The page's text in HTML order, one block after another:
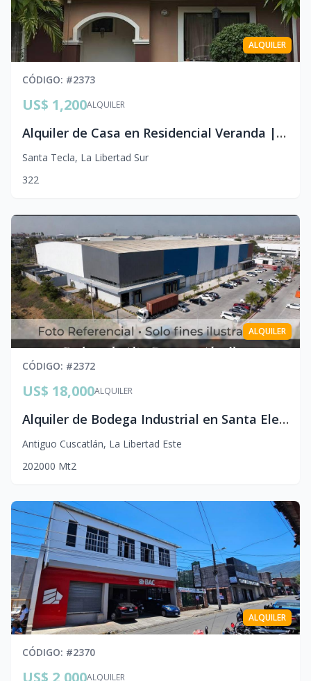
ALQUILER
CÓDIGO: #2373
ALQUILER
US$ 1,200
Alquiler de Casa en Residencial Veranda | 3 Habitaciones y Seguridad 24/7
Santa Tecla, La Libertad Sur
322
ALQUILER
CÓDIGO: #2372
ALQUILER
US$ 18,000
Alquiler de Bodega Industrial en Santa Elena 2,000 m² con Muelle de Descarga
Antiguo Cuscatlán, La Libertad Este
202000 Mt2
ALQUILER
CÓDIGO: #2370
ALQUILER
US$ 2,000